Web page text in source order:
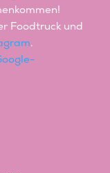
Foodtruck und
.